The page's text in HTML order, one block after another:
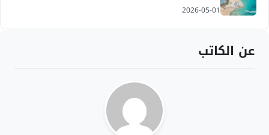
2026-05-01
عن الكاتب